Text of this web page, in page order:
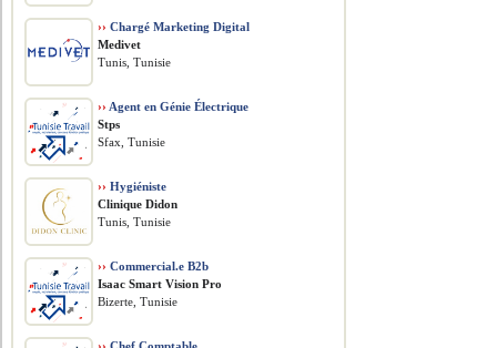
›› Chargé Marketing Digital
Medivet
Tunis, Tunisie
›› Agent en Génie Électrique
Stps
Sfax, Tunisie
›› Hygiéniste
Clinique Didon
Tunis, Tunisie
›› Commercial.e B2b
Isaac Smart Vision Pro
Bizerte, Tunisie